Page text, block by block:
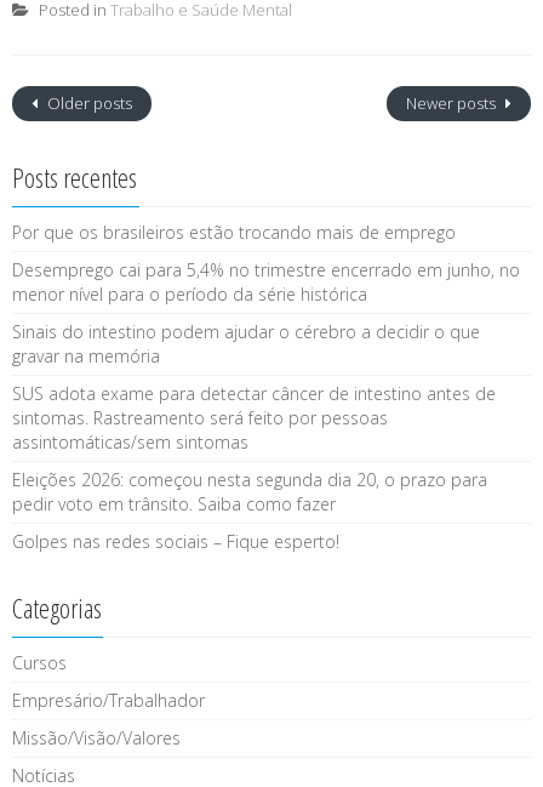
Posted in Trabalho e Saúde Mental
Older posts Newer posts
Posts recentes
Por que os brasileiros estão trocando mais de emprego
Desemprego cai para 5,4% no trimestre encerrado em junho, no
menor nível para o período da série histórica
Sinais do intestino podem ajudar o cérebro a decidir o que
gravar na memória
SUS adota exame para detectar câncer de intestino antes de
sintomas. Rastreamento será feito por pessoas
assintomáticas/sem sintomas
Eleições 2026: começou nesta segunda dia 20, o prazo para
pedir voto em trânsito. Saiba como fazer
Golpes nas redes sociais – Fique esperto!
Categorias
Cursos
Empresário/Trabalhador
Missão/Visão/Valores
Notícias